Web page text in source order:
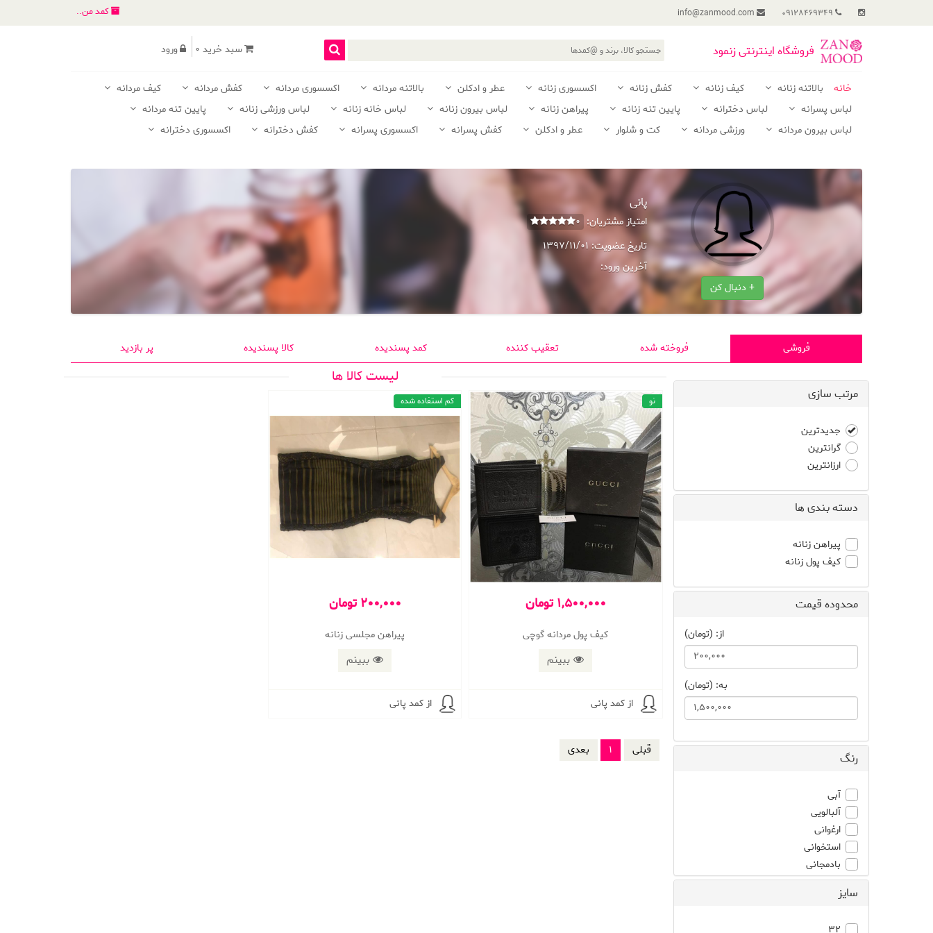
کمد من..
فروشگاه اینترنتی زنمود سبد خرید 0 ورود
خانه بالاتنه زنانه کیف زنانه کفش زنانه اکسسوری زنانه عطر و ادکلن بالاتنه مردانه اکسسوری مردانه کفش مردانه
کیف مردانه
لباس پسرانه
لباس دخترانه پایین تنه زنانه پیراهن زنانه لباس بیرون زنانه لباس خانه زنانه لباس ورزشی زنانه
پایین تنه مردانه
لباس بیرون مردانه
ورزشی مردانه کت و شلوار عطر و ادکلن کفش پسرانه اکسسوری پسرانه کفش دخترانه اکسسوری دخترانه
+ دنبال کن
پانی
امتیاز مشتریان: 0
تاریخ عضویت:1397/11/01
آخرین ورود:
فروشی فروخته شده تعقیب کننده کمد پسندیده کالا پسندیده پر بازدید
مرتب سازی
جدیدترین
گرانترین
ارزانترین
دسته بندی ها
پیراهن زنانه
کیف پول زنانه
محدوده قیمت
از: (تومان)
به: (تومان)
رنگ
آبی
آلبالویی
ارغوانی
استخوانی
بادمجانی
برنز
بژسايز
32
لیست کالا ها
1,500,000 تومان
کیف پول مردانه گوچی
ببینم
نو
از کمد پانی
200,000 تومان
پیراهن مجلسی زنانه
ببینم
کم استفاده شده
از کمد پانی
قبلی 1 بعدی